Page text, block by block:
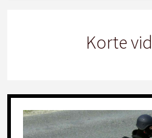
Korte